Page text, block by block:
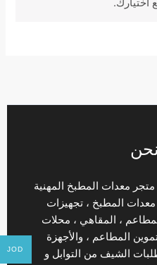
اختيارك.
معدات المطبخ المهنية
المطبخ ، تجهيزات
، المقاهي ، محلات
المطاعم ، والأجهزة
الشيف من التوابل و
JOD